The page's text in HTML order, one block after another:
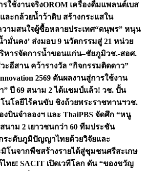
รใช้งานจริงOROM เครื่องดื่มแพลนต์เบส
ะกล้วยน้ำว้าดิบ สร้างกระแสใน
วามสนใจผู้ซื้อหลายประเทศ“ดนุพร” หนุน
ำมั่นคง’ ส่งมอบ 9 นวัตกรรมสู่ 21 หน่วย
หารจัดการน้ำขอนแก่น–ชัยภูมิวช.-สอศ.
อีสาน คว้ารางวัล “กิจกรรมติดดาว”
2569 ดันผลงานสู่การใช้งาน
” ปี 69 สนาม 2 ได้แชมป์แล้ว! วช. ปั้น
นโลยีไร้คนขับ ชิงถ้วยพระราชทานฯวช.
บินจำลองฯ และ ThaiPBS จัดศึก “หนู
สนาม 2 เยาวชนกว่า 60 ทีมประชัน
ระดับภูมิปัญญาไทยด้วยวิจัยและ
โนจากพืชสร้างรายได้สู่ชุมชนศรีสะเกษ
ทย! SACIT เปิดเวทีโลก ดัน “ของขวัญ